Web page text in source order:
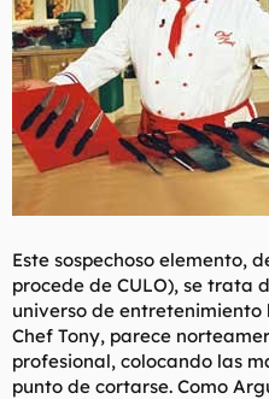
Este sospechoso elemento,
procede de CULO), se trata
universo de entretenimiento
Chef Tony, parece
profesional, colocando las
punto de cortarse. Como